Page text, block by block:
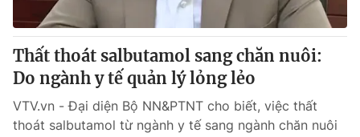
Thất thoát salbutamol sang chăn nuôi:
Do ngành y tế quản lý lỏng lẻo
VTV.vn - Đại diện Bộ NN&PTNT cho biết, việc thất
thoát salbutamol từ ngành y tế sang ngành chăn nuôi